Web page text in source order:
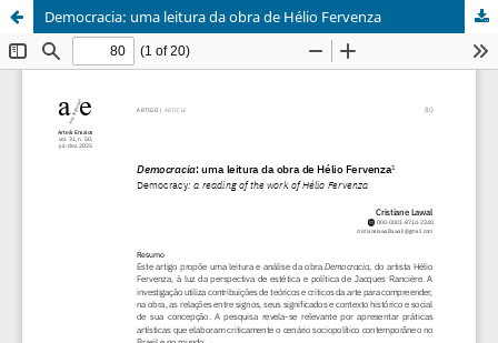
Democracia: uma leitura da obra de Hélio Fervenza